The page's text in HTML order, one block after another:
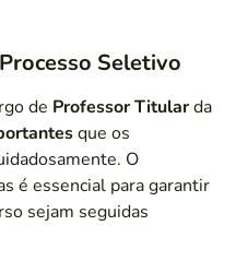
Seletivo
de Professor Titularda
que os
O
é essencial para garantir
sejam seguidas